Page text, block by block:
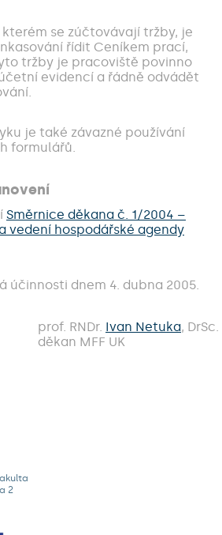
se zúčtovávají tržby, je
řídit Ceníkem prací,
tržby je pracoviště povinno
evidencí a řádně odvádět
je také závazné používání
formulářů.
Směrnice děkana č. 1/2004 –
vedení hospodářské agendy
účinnosti dnem 4. dubna 2005.
prof. RNDr. Ivan Netuka, DrSc.
děkan MFF UK
2